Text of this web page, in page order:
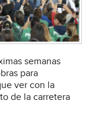
semanas
para
ver con la
de la carretera